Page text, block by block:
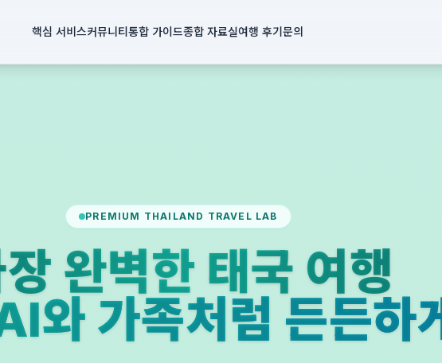
핵심 서비스커뮤니티통합 가이드종합 자료실여행 후기문의
PREMIUM THAILAND TRAVEL LAB
완벽한 태국 여행
와 가족처럼 든든하게